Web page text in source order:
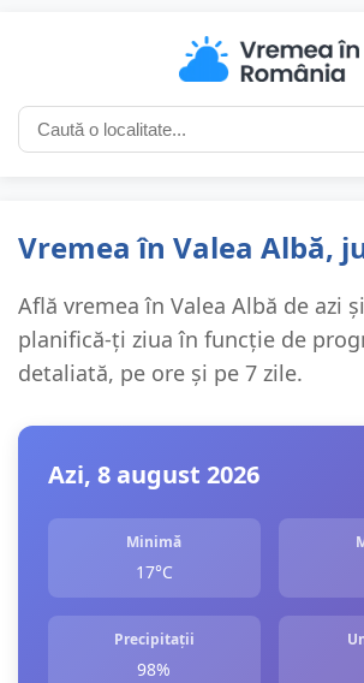
Vremea în Valea Albă,
Află vremea în Valea Albă de azi
planifică-ți ziua în funcție de
detaliată, pe ore și pe 7 zile.
Azi, 8 august 2026
Minimă
17°C
Precipitații
98%